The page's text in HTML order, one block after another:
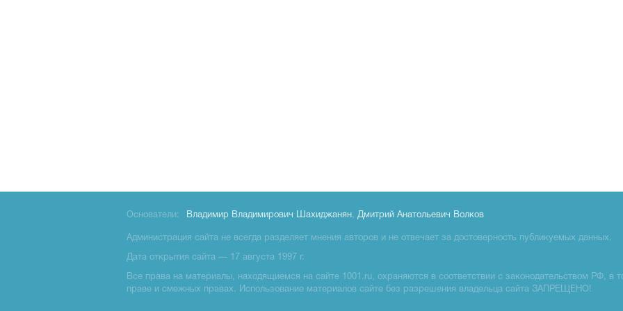
Основатели: Владимир Владимирович Шахиджанян, Дмитрий Анатольевич Волков
Администрация сайта не всегда разделяет мнения авторов и не отвечает за достоверность публикуемых данных.
Дата открытия сайта — 17 августа 1997 г.
Все права на материалы, находящиемся на сайте 1001.ru, охраняются в соответствии с законодательством РФ, в
праве и смежных правах. Использование материалов сайте без разрешения владельца сайта ЗАПРЕЩЕНО!